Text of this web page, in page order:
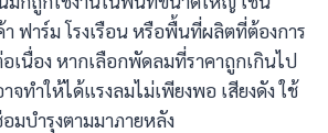
า ฟาร์ม โรงเรือน หรือพื้นที่ผลิตที่ต้องการ
เนื่อง หากเลือกพัดลมที่ราคาถูกเกินไป
จทำให้ได้แรงลมไม่เพียงพอ เสียงดัง ใช้
มบำรุงตามมาภายหลัง